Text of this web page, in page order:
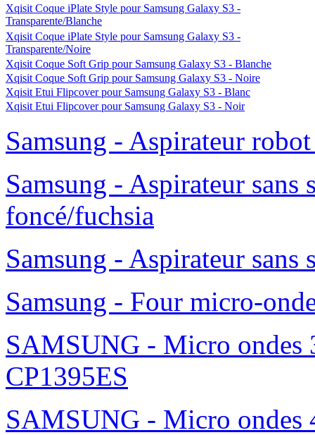
Xqisit Coque iPlate Style pour Samsung Galaxy S3 -
Transparente/Blanche
Xqisit Coque iPlate Style pour Samsung Galaxy S3 -
Transparente/Noire
Xqisit Coque Soft Grip pour Samsung Galaxy S3 - Blanche
Xqisit Coque Soft Grip pour Samsung Galaxy S3 - Noire
Xqisit Etui Flipcover pour Samsung Galaxy S3 - Blanc
Xqisit Etui Flipcover pour Samsung Galaxy S3 - Noir
Samsung - Aspirateur
Samsung - Aspirateur
foncé/fuchsia
Samsung - Aspirateur sans
Samsung - Four micro-
SAMSUNG - Micro
CP1395ES
SAMSUNG - Micro